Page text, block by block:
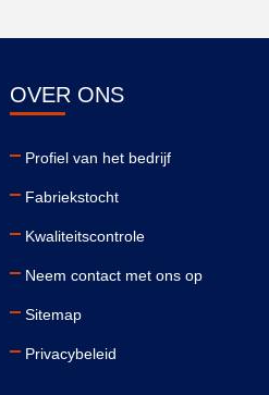
OVER ONS
Profiel van het bedrijf
Fabriekstocht
Kwaliteitscontrole
Neem contact met ons op
Sitemap
Privacybeleid